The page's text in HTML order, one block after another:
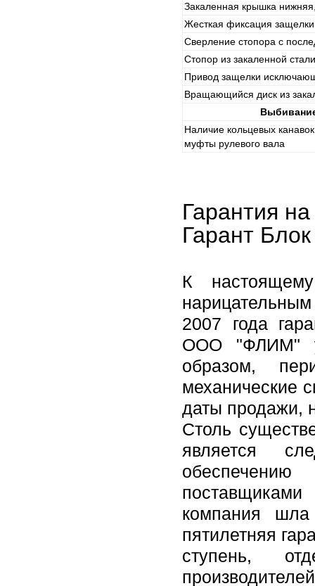
Закаленная крышка
Жесткая фиксация
Сверление стопора с
Стопор из закаленной стали
Привод защелки
Вращающийся диск из
Наличие кольцевых
муфты рулевого вала
Гарантия
Гарант
К
2007 года
ООО "ФЛИМ"
образом,
механические
даты продажи,
Столь
является
компания
пятилетняя
ступень,